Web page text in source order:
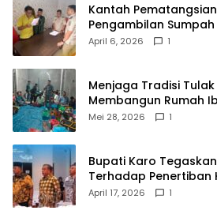
Kantah
Pengambilan
Perkuat Kepastian
April 6, 2026 1
Menjaga Tradisi
Membangun Rumah
Barat
Mei 28, 2026 1
Bupati Karo
Terhadap Penertiban
Pemerintah Pusat
April 17, 2026 1